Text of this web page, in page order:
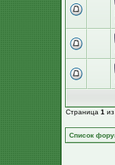
Страница 1 из
Список